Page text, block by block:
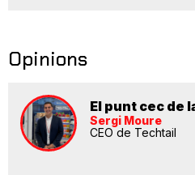
Opinions
El punt cec de
Sergi Moure
CEO de Techtail